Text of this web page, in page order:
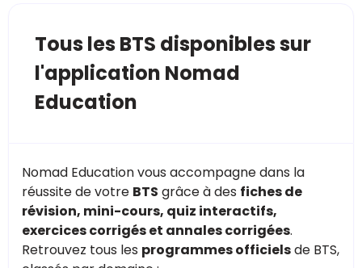
Tous les BTS disponibles sur
l'application Nomad
Education
Nomad Education vous accompagne dans la
réussite de votre BTS grâce à des fiches de
révision, mini-cours, quiz interactifs,
exercices corrigés et annales corrigées.
Retrouvez tous les programmes officielsde BTS,